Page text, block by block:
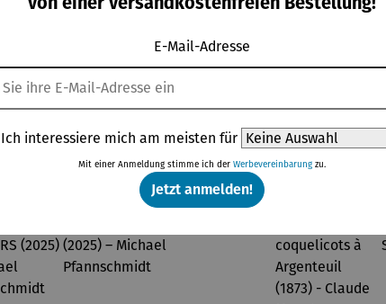
midt
Michael
Topseller aus der Kategorie Gemälde & Bilder
Derzeit vergriffen
E-Mail-Adresse
Ich interessiere mich am meisten für
Mit einer Anmeldung stimme ich der Werbevereinbarungzu.
Jetzt anmelden!